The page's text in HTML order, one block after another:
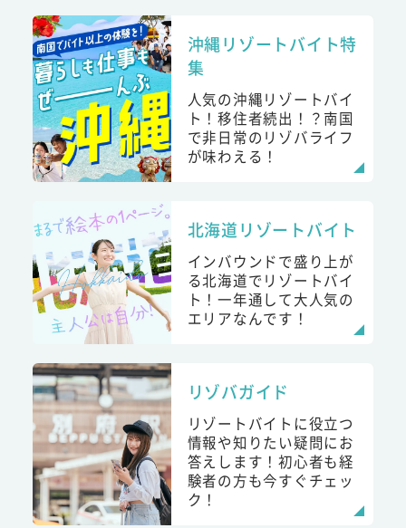
沖縄リゾートバイト特
集
人気の沖縄リゾートバイ
ト！移住者続出！？南国
で非日常のリゾバライフ
が味わえる！
北海道リゾートバイト
インバウンドで盛り上が
る北海道でリゾートバイ
ト！一年通して大人気の
エリアなんです！
リゾバガイド
リゾートバイトに役立つ
情報や知りたい疑問にお
答えします！初心者も経
験者の方も今すぐチェッ
ク！